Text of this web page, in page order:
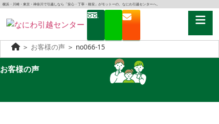
横浜・川崎・東京・神奈川で引越しなら「安心・丁寧・格安」がモットーの、なにわ引越センターへ。
＞ お客様の声 ＞ no066-15
お客様の声